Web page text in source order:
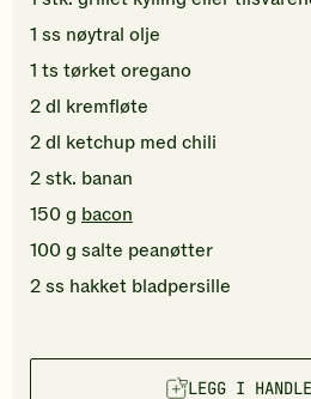
1 ss nøytral olje
1 ts tørket oregano
2dl kremfløte
2dl ketchup med chili
2stk. banan
150g bacon
100g salte peanøtter
2ss hakket bladpersille
LEGG I